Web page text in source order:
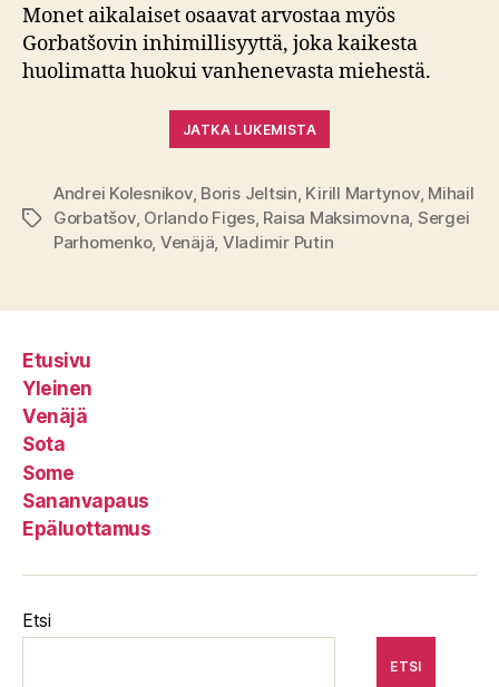
Monet aikalaiset osaavat arvostaa myös
Gorbatšovin inhimillisyyttä, joka kaikesta
huolimatta huokui vanhenevasta miehestä.
JATKA LUKEMISTA
Avainsanat
Andrei Kolesnikov, Boris Jeltsin, Kirill Martynov, Mihail
Gorbatšov, Orlando Figes, Raisa Maksimovna, Sergei
Parhomenko, Venäjä, Vladimir Putin
Etusivu
Yleinen
Venäjä
Sota
Some
Sananvapaus
Epäluottamus
Etsi
ETSI